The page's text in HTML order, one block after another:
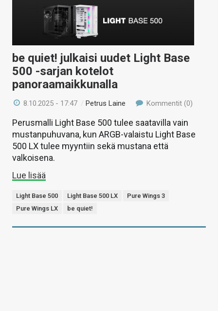
KAUPPA
VAIHDA TEEMA
be quiet! julkaisi uudet Light Base
500 -sarjan kotelot
panoraamaikkunalla
8.10.2025 - 17:47 /Petrus Laine Kommentit (0)
Perusmalli Light Base 500 tulee saatavilla vain
mustanpuhuvana, kun ARGB-valaistu Light Base
500 LX tulee myyntiin sekä mustana että
valkoisena.
Lue lisää
Light Base 500 Light Base 500 LX
Pure Wings 3
Pure Wings LX
be quiet!